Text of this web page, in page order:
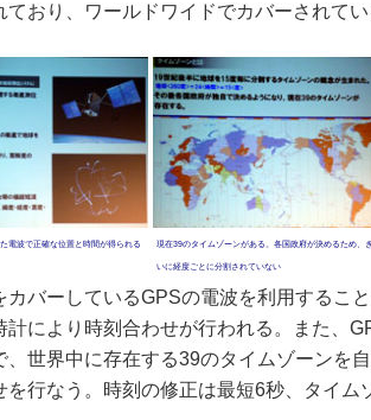
ており、ワールドワイドでカバーされてい
電波で正確な位置と時間が得られる 現在39のタイムゾーンがある。各国政府が決めるため、
いに経度ごとに分割されていない
バーしているGPSの電波を利用するこ
計により時刻合わせが行われる。また、
、世界中に存在する39のタイムゾーンを
を行なう。時刻の修正は最短6秒、タイム